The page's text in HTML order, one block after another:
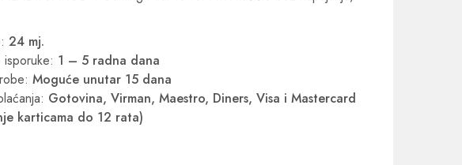
24 mj.
isporuke: 1 – 5 radna dana
Moguće unutar 15 dana
Gotovina, Virman, Maestro, Diners, Visa i Mastercard
karticama do 12 rata)